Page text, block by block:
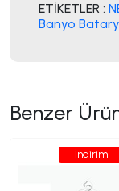
ETİKETLER :
Banyo
Benzer
İndirim